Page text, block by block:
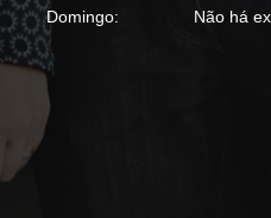
Domingo:
Não há